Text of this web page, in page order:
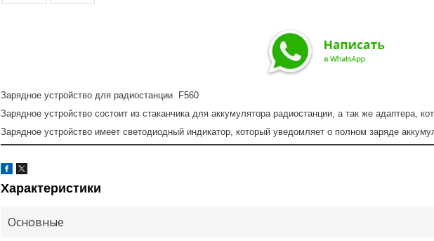
Зарядное устройство для радиостанции F560
Зарядное устройство состоит из стаканчика для аккумулятора радиостанции, а так же адаптера,
Зарядное устройство имеет светодиодный индикатор, который уведомляет о полном заряде
Характеристики
Основные